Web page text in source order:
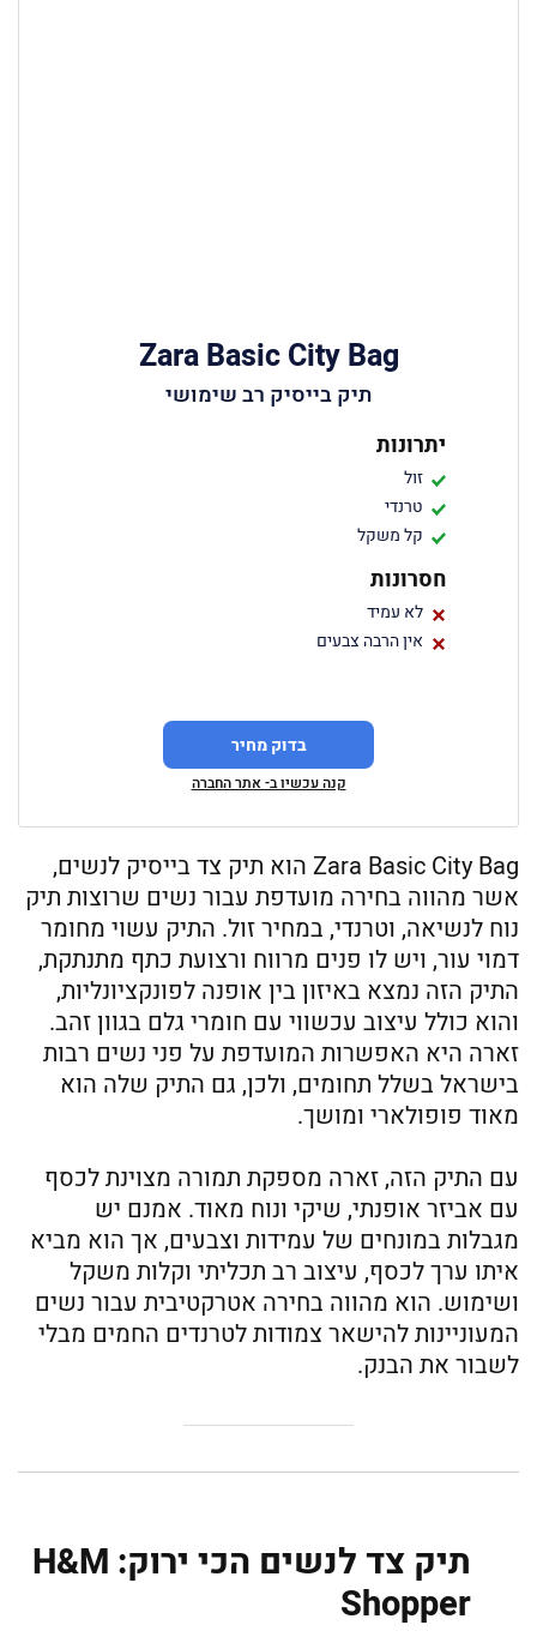
Zara Basic City Bag
תיק בייסיק רב שימושי
יתרונות
זול
טרנדי
קל משקל
חסרונות
לא עמיד
אין הרבה צבעים
בדוק מחיר
קנה עכשיו ב- אתר החברה
Zara Basic City Bag הוא תיק צד בייסיק לנשים,
אשר מהווה בחירה מועדפת עבור נשים שרוצות תיק
נוח לנשיאה, וטרנדי, במחיר זול. התיק עשוי מחומר
דמוי עור, ויש לו פנים מרווח ורצועת כתף מתנתקת,
התיק הזה נמצא באיזון בין אופנה לפונקציונליות,
והוא כולל עיצוב עכשווי עם חומרי גלם בגוון זהב.
זארה היא האפשרות המועדפת על פני נשים רבות
בישראל בשלל תחומים, ולכן, גם התיק שלה הוא
מאוד פופולארי ומושך.
עם התיק הזה, זארה מספקת תמורה מצוינת לכסף
עם אביזר אופנתי, שיקי ונוח מאוד. אמנם יש
מגבלות במונחים של עמידות וצבעים, אך הוא מביא
איתו ערך לכסף, עיצוב רב תכליתי וקלות משקל
ושימוש. הוא מהווה בחירה אטרקטיבית עבור נשים
המעוניינות להישאר צמודות לטרנדים החמים מבלי
לשבור את הבנק.
תיק צד לנשים הכי ירוק: H&M
Shopper